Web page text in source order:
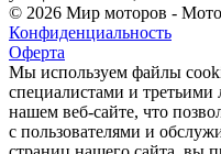
© 2026 Мир моторов -
Конфиденциальность
Оферта
Мы используем файлы
специалистами и третьими
нашем веб-сайте, что
с пользователями и